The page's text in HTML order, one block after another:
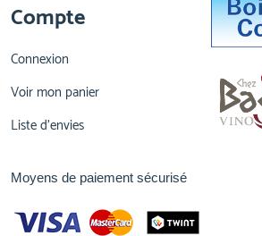
Compte
Connexion
Voir mon panier
Liste d'envies
Moyens de paiement sécurisé